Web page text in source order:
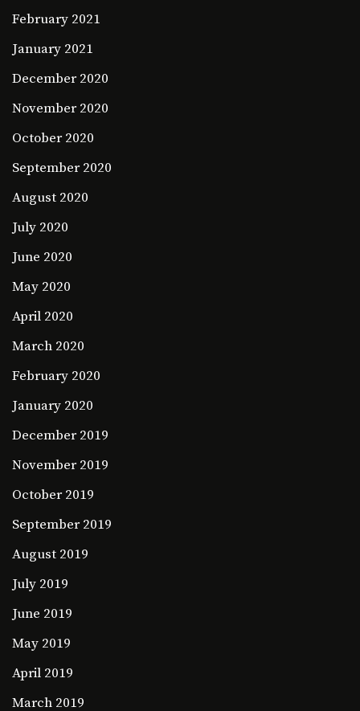
February 2021
January 2021
December 2020
November 2020
October 2020
September 2020
August 2020
July 2020
June 2020
May 2020
April 2020
March 2020
February 2020
January 2020
December 2019
November 2019
October 2019
September 2019
August 2019
July 2019
June 2019
May 2019
April 2019
March 2019